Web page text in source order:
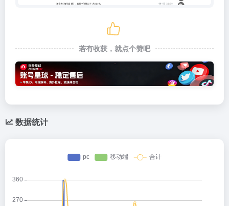
若有收获，就点个赞吧
数据统计